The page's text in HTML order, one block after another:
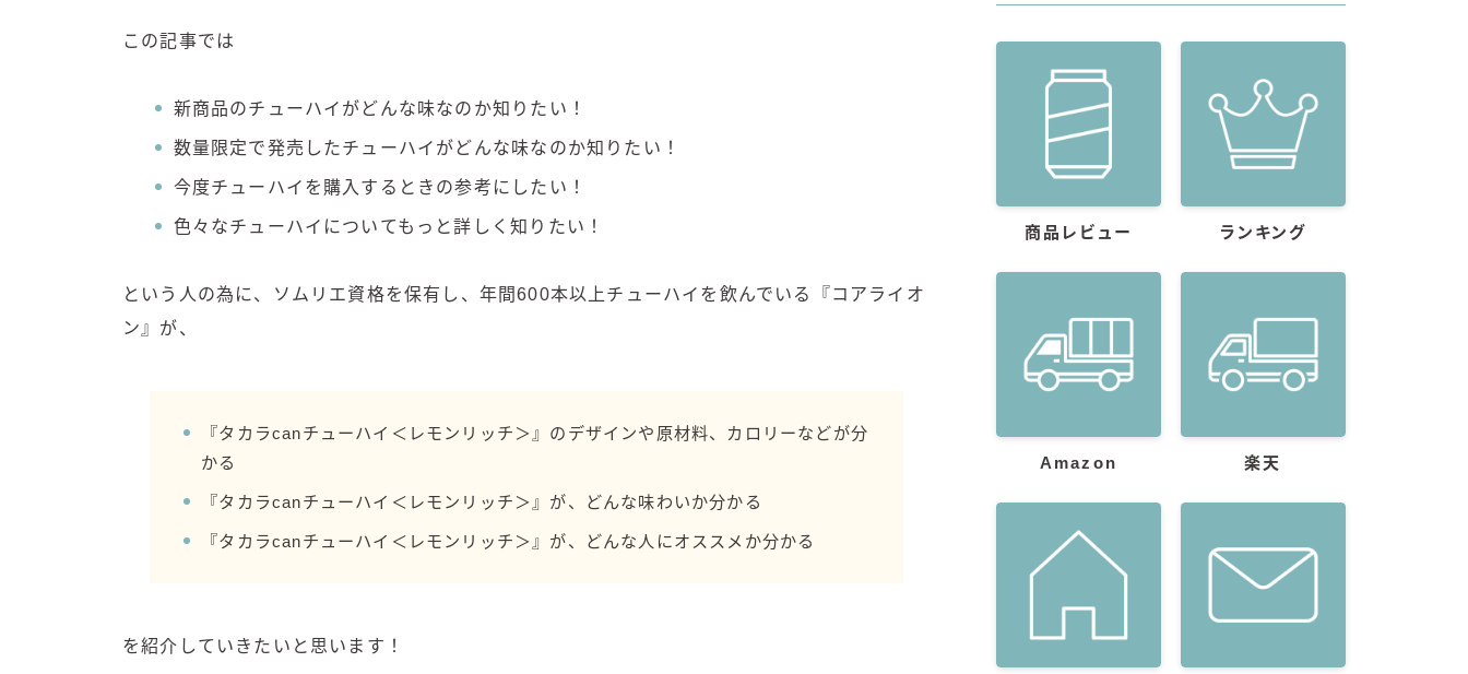
アサヒ
Slat(すらっと）
サッポロ
三ツ星グレフルサワー
99.99（フォーナイン）
この記事では
新商品のチューハイがどんな味なのか知りたい！
数量限定で発売したチューハイがどんな味なのか知りたい！
今度チューハイを購入するときの参考にしたい！
色々なチューハイについてもっと詳しく知りたい！
という人の為に、ソムリエ資格を保有し、年間600本以上チューハイを飲んでいる『コアライオ
ン』が、
『タカラcanチューハイ＜レモンリッチ＞』のデザインや原材料、カロリーなどが分
かる
『タカラcanチューハイ＜レモンリッチ＞』が、どんな味わいか分かる
『タカラcanチューハイ＜レモンリッチ＞』が、どんな人にオススメか分かる
を紹介していきたいと思います！
商品レビュー ランキング
Amazon 楽天